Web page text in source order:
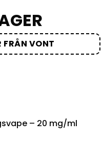
FRÅN VONT
– 20 mg/ml